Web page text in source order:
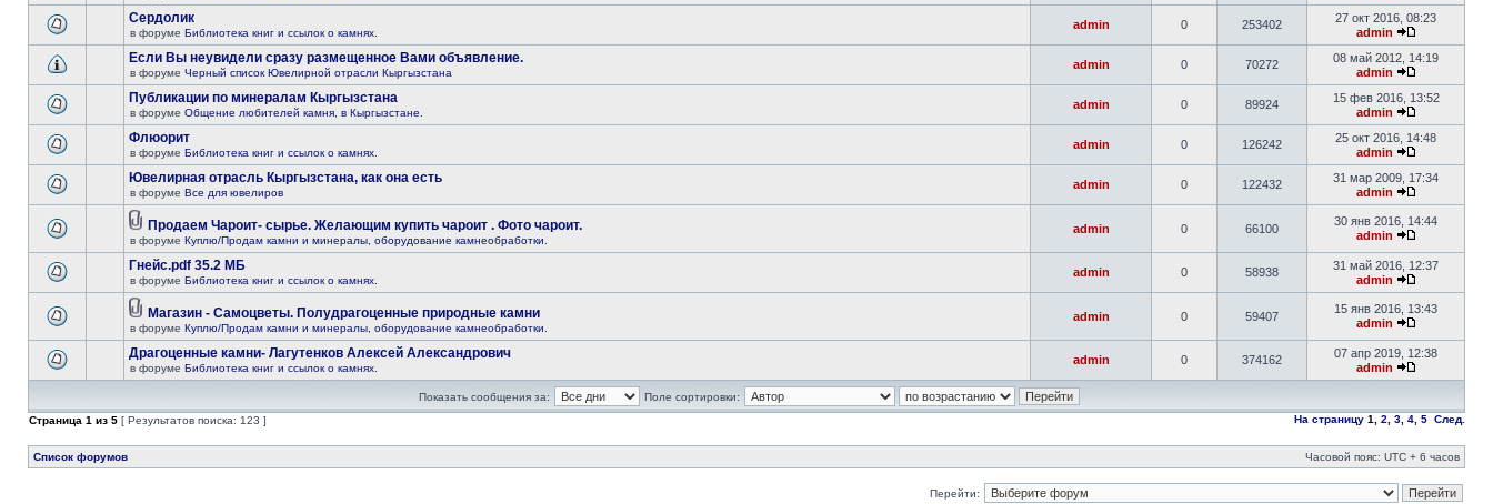
Сердолик
в форуме Библиотека книг и ссылок о камнях.
admin 0 253402
27 окт 2016, 08:23
admin
Если Вы неувидели сразу размещенное Вами объявление.
в форуме Черный список Ювелирной отрасли Кыргызстана
admin 0 70272
08 май 2012, 14:19
admin
Публикации по минералам Кыргызстана
в форуме Общение любителей камня, в Кыргызстане.
admin 0 89924
15 фев 2016, 13:52
admin
Флюорит
в форуме Библиотека книг и ссылок о камнях.
admin 0 126242
25 окт 2016, 14:48
admin
Ювелирная отрасль Кыргызстана, как она есть
в форуме Все для ювелиров
admin 0 122432
31 мар 2009, 17:34
admin
Продаем Чароит- сырье. Желающим купить чароит . Фото чароит.
в форуме Куплю/Продам камни и минералы, оборудование камнеобработки.
admin 0 66100
30 янв 2016, 14:44
admin
Гнейс.pdf 35.2 МБ
в форуме Библиотека книг и ссылок о камнях.
admin 0 58938
31 май 2016, 12:37
admin
Магазин - Самоцветы. Полудрагоценные природные камни
в форуме Куплю/Продам камни и минералы, оборудование камнеобработки.
admin 0 59407
15 янв 2016, 13:43
admin
Драгоценные камни- Лагутенков Алексей Александрович
в форуме Библиотека книг и ссылок о камнях.
admin 0 374162
07 апр 2019, 12:38
admin
Показать сообщения за:
Поле сортировки:
Страница 1 из 5 [ Результатов поиска: 123 ] На страницу 1 2 3 4 5 След.
Список форумов Часовой пояс: UTC + 6 часов
Перейти: